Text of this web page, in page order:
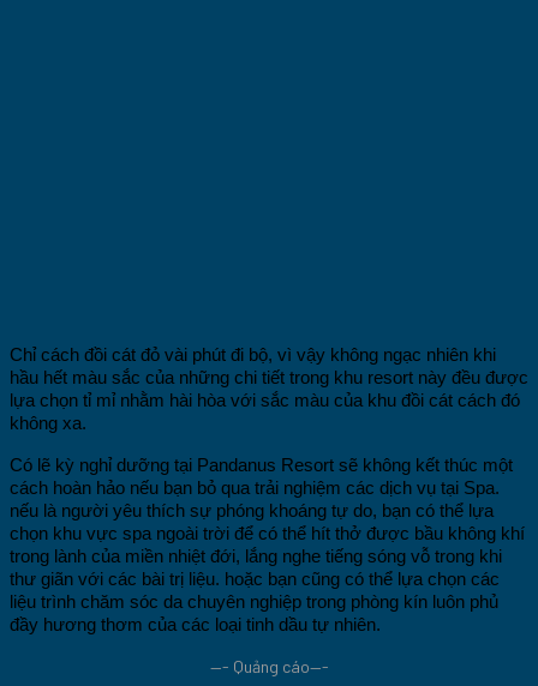
Chỉ cách đồi cát đỏ vài phút đi bộ, vì vậy không ngạc nhiên khi
hầu hết màu sắc của những chi tiết trong khu resort này đều được
lựa chọn tỉ mỉ nhằm hài hòa với sắc màu của khu đồi cát cách đó
không xa.
Có lẽ kỳ nghỉ dưỡng tại Pandanus Resort sẽ không kết thúc một
cách hoàn hảo nếu bạn bỏ qua trải nghiệm các dịch vụ tại Spa.
nếu là người yêu thích sự phóng khoáng tự do, bạn có thể lựa
chọn khu vực spa ngoài trời để có thể hít thở được bầu không khí
trong lành của miền nhiệt đới, lắng nghe tiếng sóng vỗ trong khi
thư giãn với các bài trị liệu. hoặc bạn cũng có thể lựa chọn các
liệu trình chăm sóc da chuyên nghiệp trong phòng kín luôn phủ
đầy hương thơm của các loại tinh dầu tự nhiên.
—- Quảng cáo—-